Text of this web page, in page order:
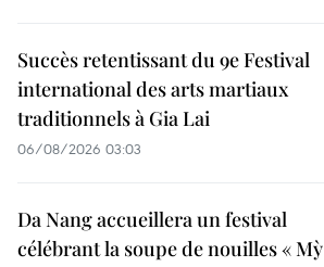
Succès retentissant du 9e Festival
international des arts martiaux
traditionnels à Gia Lai
06/08/2026 03:03
Da Nang accueillera un festival
célébrant la soupe de nouilles « Mỳ